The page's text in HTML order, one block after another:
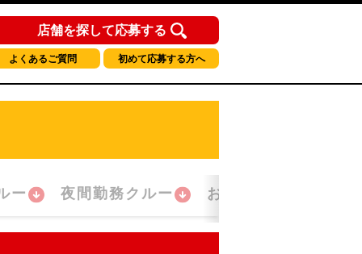
店舗を探して応募する
よくあるご質問 初めて応募する方へ
ー 夜間勤務クルー おかえり！クルー